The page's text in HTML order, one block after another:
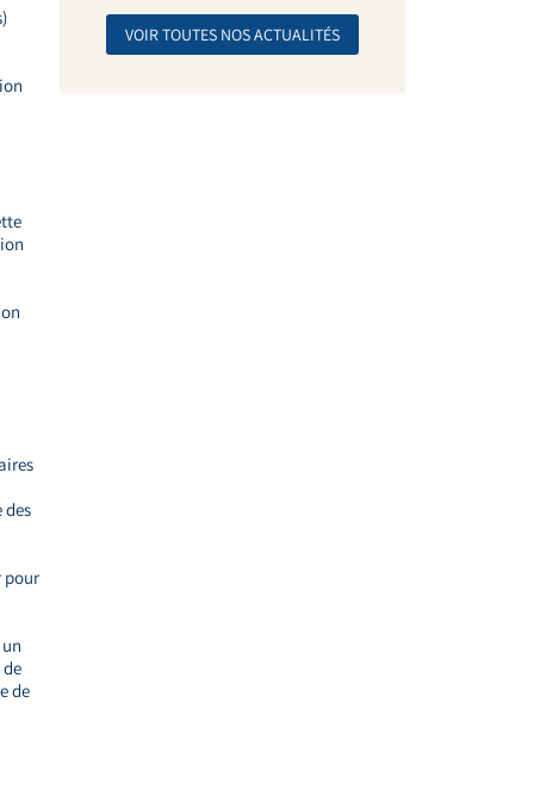
des
pour
de
VOIR TOUTES NOS ACTUALITÉS